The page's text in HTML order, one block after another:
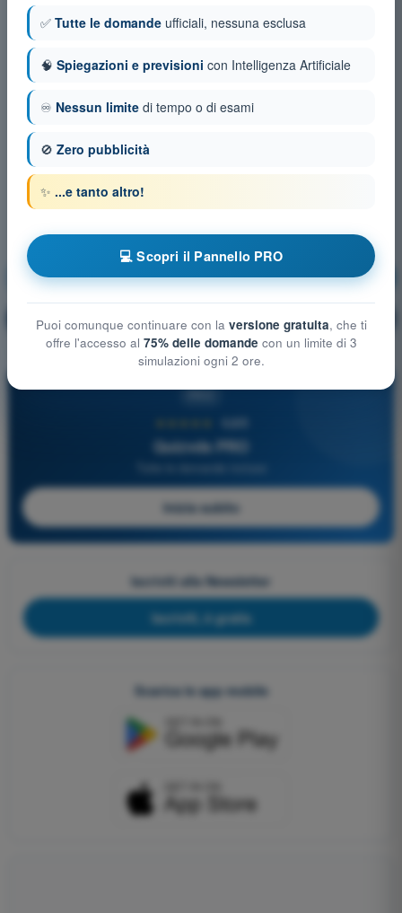
Legislazione Aeronautica Allenamento!
🔒 Spiegazione domanda
4,6/5
Quizvds PRO
Inizia subito
Iscriviti alla Newsletter
Iscriviti, è gratis
Scarica le app mobile
✅ Tutte le domande ufficiali, nessuna esclusa
🧠 Spiegazioni e previsioni con Intelligenza Artificiale
♾️ Nessun limite di tempo o di esami
🚫 Zero pubblicità
✨ ...e tanto altro!
💻 Scopri il Pannello PRO
Puoi comunque continuare con la versione gratuita, che ti
offre l'accesso al 75% delle domande con un limite di 3
simulazioni ogni 2 ore.